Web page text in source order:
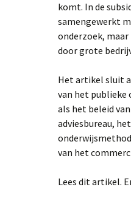
komt. In de
samengewerkt
onderzoek,
door grote
Het artikel sluit
van het publieke
als het beleid
adviesbureau,
van het
Lees dit artikel.